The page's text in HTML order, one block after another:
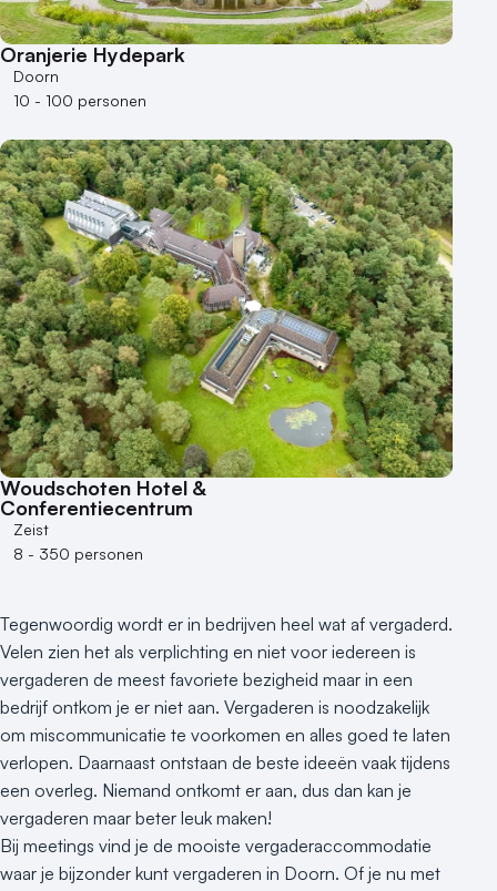
Bijzondere locaties
Buitenlocatie
Duurzame locatie
Heisessie
Hotel
Hybride events
Industriële locatie
Kasteel en landgoed
Kleine / intieme locatie
Locaties aan zee
Museum
Theater
Varende locatie
Oranjerie Hydepark
Doorn
10 - 100 personen
Woudschoten Hotel &
Conferentiecentrum
Zeist
8 - 350 personen
Tegenwoordig wordt er in bedrijven heel wat af vergaderd.
Velen zien het als verplichting en niet voor iedereen is
vergaderen de meest favoriete bezigheid maar in een
bedrijf ontkom je er niet aan. Vergaderen is noodzakelijk
om miscommunicatie te voorkomen en alles goed te laten
verlopen. Daarnaast ontstaan de beste ideeën vaak tijdens
een overleg. Niemand ontkomt er aan, dus dan kan je
vergaderen maar beter leuk maken!
Bij meetings vind je de mooiste vergaderaccommodatie
waar je bijzonder kunt vergaderen in Doorn. Of je nu met